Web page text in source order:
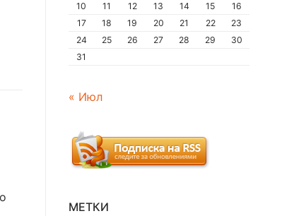
10
11 12 13 14 15
16
17
18 19 20 21 22
23
24
25 26 27 28 29
30
31
« Июл
МЕТКИ